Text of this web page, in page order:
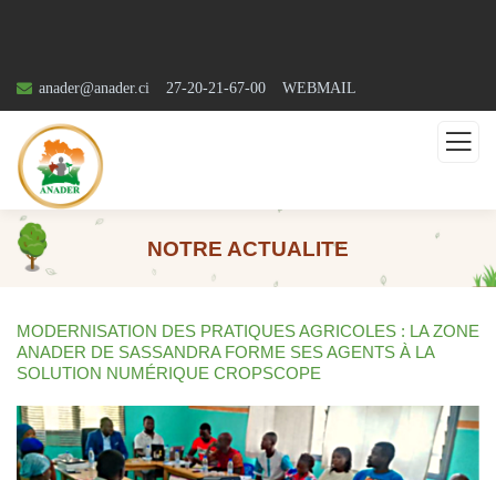
anader@anader.ci 27-20-21-67-00 WEBMAIL
NOTRE ACTUALITE
MODERNISATION DES PRATIQUES AGRICOLES : LA ZONE
ANADER DE SASSANDRA FORME SES AGENTS À LA
SOLUTION NUMÉRIQUE CROPSCOPE